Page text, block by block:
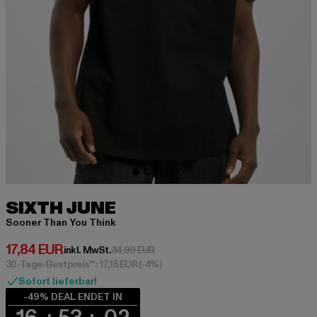
SIXTH JUNE
Sooner Than You Think
17,84 EUR
Derzeitiger Preis: 17,84 EUR
inkl. MwSt.34,99 EURAktionspreis: 34,99 EUR
30-Tage-Bestpreis**: 17,15 EUR(-4%)
Sofort lieferbar!
-49% DEAL ENDET IN